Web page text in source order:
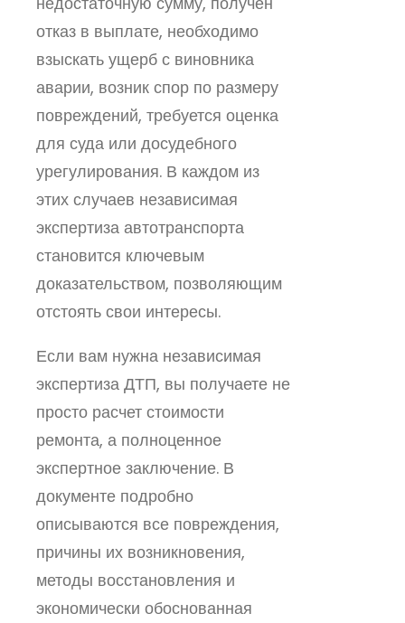
отказ в выплате, необходимо
взыскать ущерб с виновника
аварии, возник спор по размеру
повреждений, требуется оценка
для суда или досудебного
урегулирования. В каждом из
этих случаев независимая
экспертиза автотранспорта
становится ключевым
доказательством, позволяющим
отстоять свои интересы.
Если вам нужна независимая
экспертиза ДТП, вы получаете не
просто расчет стоимости
ремонта, а полноценное
экспертное заключение. В
документе подробно
описываются все повреждения,
причины их возникновения,
методы восстановления и
экономически обоснованная